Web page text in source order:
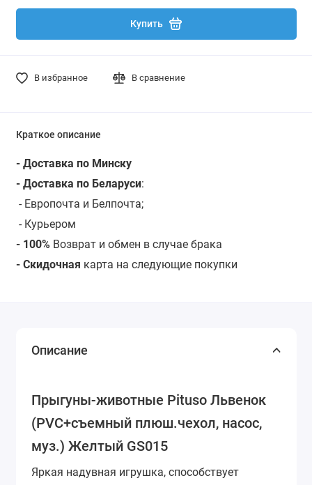
Купить
В избранное В сравнение
Краткое описание
- Доставка по Минску
- Доставка по Беларуси:
- Европочта и Белпочта;
- Курьером
- 100% Возврат и обмен в случае брака
- Скидочная карта на следующие покупки
Описание
Прыгуны-животные Pituso Львенок
(PVC+съемный плюш.чехол, насос,
муз.) Желтый GS015
Яркая надувная игрушка, способствует